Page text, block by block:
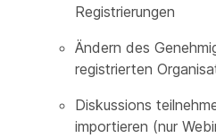
Registrierungen
Ändern des
registrierten
Diskussions
importieren (nur